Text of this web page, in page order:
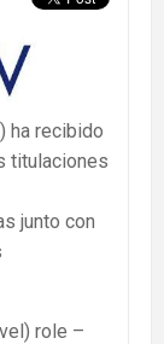
ha recibido
titulaciones
junto con
role –